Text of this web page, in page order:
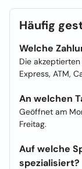
Häufig
Welche
Die
Express, ATM,
An welchen
Geöffnet am
Freitag.
Auf welche
spezialisiert?